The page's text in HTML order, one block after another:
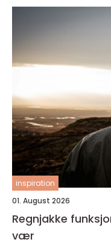
inspiration
01. August 2026
Regnjakke funksjon, komfort og stil i all slags
vær